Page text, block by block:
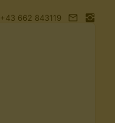
+43 662 843119